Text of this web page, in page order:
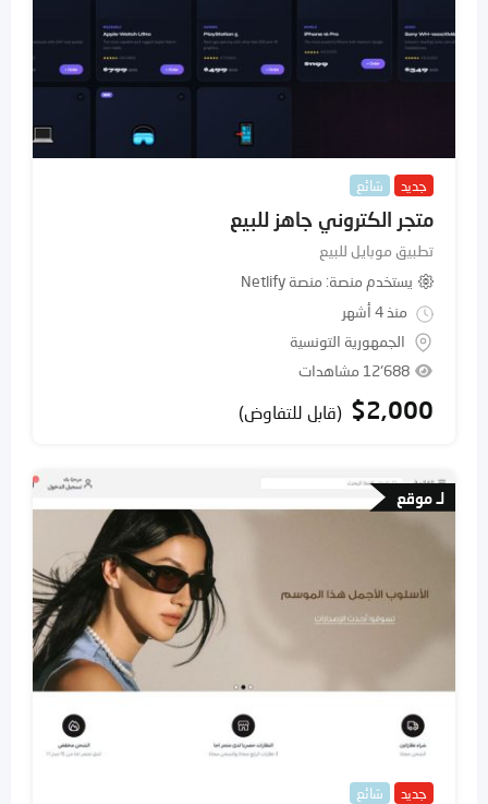
جديد شائع
متجر الكتروني جاهز للبيع
تطبيق موبايل للبيع
يستخدم منصة منصة Netlify
منذ 4 أشهر
الجمهورية التونسية
12٬688 مشاهدات
$2,000 (قابل للتفاوض)
لـ موقع
جديد شائع